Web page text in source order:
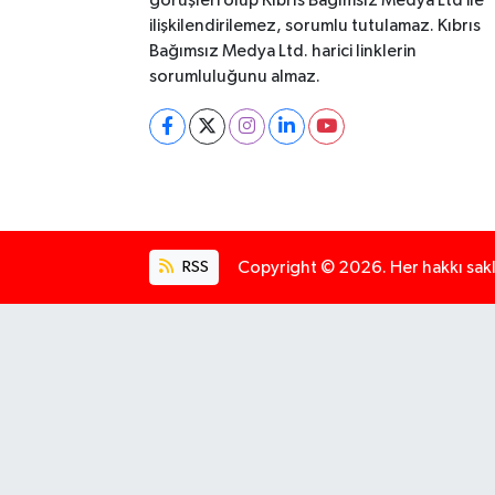
ilişkilendirilemez, sorumlu tutulamaz. Kıbrıs
Bağımsız Medya Ltd. harici linklerin
sorumluluğunu almaz.
RSS Copyright © 2026. Her hakkı